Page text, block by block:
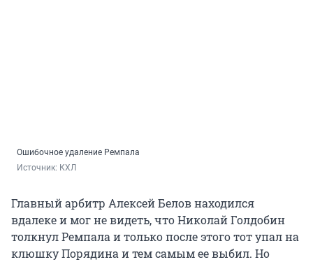
Ошибочное удаление Ремпала
Источник: КХЛ
Главный арбитр Алексей Белов находился
вдалеке и мог не видеть, что Николай Голдобин
толкнул Ремпала и только после этого тот упал на
клюшку Порядина и тем самым ее выбил. Но